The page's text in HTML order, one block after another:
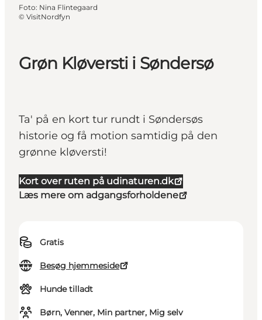
Grøn Kløversti i Søndersø
Ta' på en kort tur rundt i Søndersøs
historie og få motion samtidig på den
grønne kløversti!
Kort over ruten på udinaturen.dk
Læs mere om adgangsforholdene
Gratis
Besøg hjemmeside
Hunde tilladt
Børn, Venner, Min partner, Mig selv
Foto: Nina Flintegaard
© VisitNordfyn